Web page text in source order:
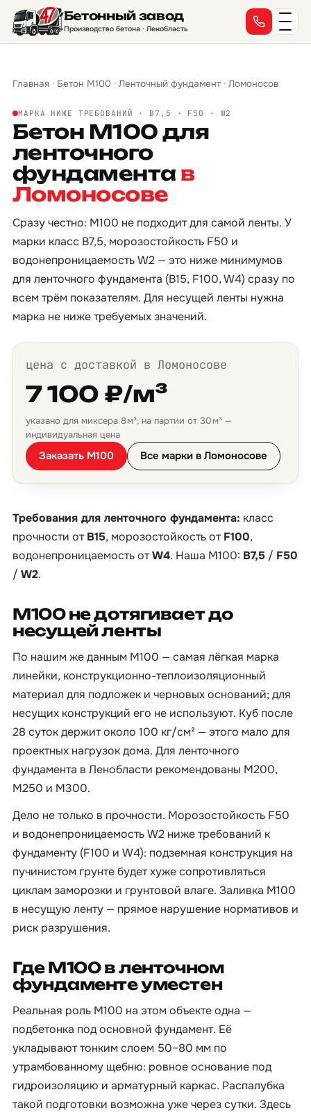
Бетонный завод
Производство бетона · Ленобласть
Главная · Бетон М100 · Ленточный фундамент · Ломоносов
МАРКА НИЖЕ ТРЕБОВАНИЙ · B7,5 · F50 · W2
Бетон М100 для
ленточного
фундамента в
Ломоносове
Сразу честно: М100 не подходит для самой ленты. У
марки класс B7,5, морозостойкость F50 и
водонепроницаемость W2 — это ниже минимумов
для ленточного фундамента (B15, F100, W4) сразу по
всем трём показателям. Для несущей ленты нужна
марка не ниже требуемых значений.
цена с доставкой в Ломоносове
7 100 ₽/м³
указано для миксера 8 м³; на партии от 30 м³ —
индивидуальная цена
Заказать М100 Все марки в Ломоносове
Требования для ленточного фундамента: класс
прочности отB15, морозостойкость отF100,
водонепроницаемость отW4. Наша М100: B7,5 / F50
/ W2.
М100 не дотягивает до
несущей ленты
По нашим же данным М100 — самая лёгкая марка
линейки, конструкционно-теплоизоляционный
материал для подложек и черновых оснований; для
несущих конструкций его не используют. Куб после
28 суток держит около 100 кг/см² — этого мало для
проектных нагрузок дома. Для ленточного
фундамента в Ленобласти рекомендованы М200,
М250 и М300.
Дело не только в прочности. Морозостойкость F50
и водонепроницаемость W2 ниже требований к
фундаменту (F100 и W4): подземная конструкция на
пучинистом грунте будет хуже сопротивляться
циклам заморозки и грунтовой влаге. Заливка М100
в несущую ленту — прямое нарушение нормативов и
риск разрушения.
Где М100 в ленточном
фундаменте уместен
Реальная роль М100 на этом объекте одна —
подбетонка под основной фундамент. Её
укладывают тонким слоем 50–80 мм по
утрамбованному щебню: ровное основание под
гидроизоляцию и арматурный каркас. Распалубка
такой подготовки возможна уже через сутки. Здесь